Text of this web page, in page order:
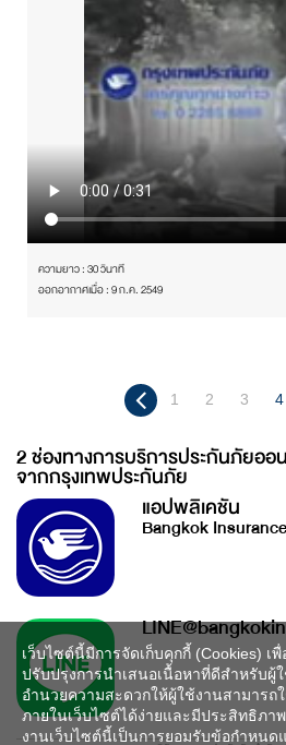
ความยาว : 30 วินาที
ออกอากาศเมื่อ : 9 ก.ค. 2549
1 2 3 4
2 ช่องทางการบริการประกันภัยออ
จากกรุงเทพประกันภัย
แอปพลิเคชัน
Bangkok Insurance
เว็บไซต์นี้มีการจัดเก็บคุกกี้ (Cookies) เ
ปรับปรุงการนำเสนอเนื้อหาที่ดีสำหรับผู้
อำนวยความสะดวกให้ผู้ใช้งานสามารถ
ภายในเว็บไซต์ได้ง่ายและมีประสิทธิภา
งานเว็บไซต์นี้เป็นการยอมรับข้อกำหนด